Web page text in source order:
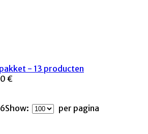
- 13 producten
€
Show: per pagina